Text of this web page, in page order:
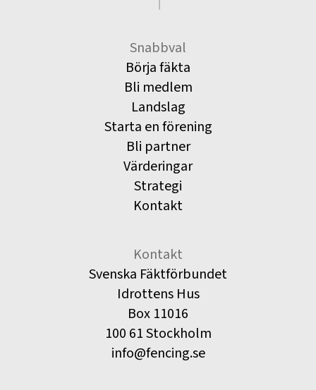
Snabbval
Börja fäkta
Bli medlem
Landslag
Starta en förening
Bli partner
Värderingar
Strategi
Kontakt
Kontakt
Svenska Fäktförbundet
Idrottens Hus
Box 11016
100 61 Stockholm
info@fencing.se